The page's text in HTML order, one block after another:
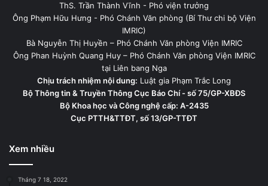
ThS. Trần Thành Vĩnh - Phó viện trưởng
Ông Phạm Hữu Hưng - Phó Chánh Văn phòng (Bí Thư chi bộ Viện
IMRIC)
Bà Nguyễn Thị Huyền – Phó Chánh Văn phòng Viện IMRIC
Ông Phan Huỳnh Quang Huy – Phó Chánh Văn phòng Viện IMRIC
tại Liên bang Nga
Chịu trách nhiệm nội dung: Luật gia Phạm Trắc Long
Bộ Thông tin & Truyền Thông Cục Báo Chí - số 75/GP-XBĐS
Bộ Khoa học và Công nghệ cấp: A-2435
Cục PTTH&TTĐT, số 13/GP-TTĐT
Xem nhiều
Tháng 7 18, 2022